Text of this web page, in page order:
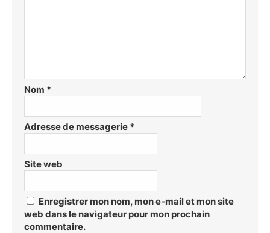
Nom *
Adresse de messagerie *
Site web
Enregistrer mon nom, mon e-mail et mon site
web dans le navigateur pour mon prochain
commentaire.